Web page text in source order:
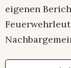
eigenen